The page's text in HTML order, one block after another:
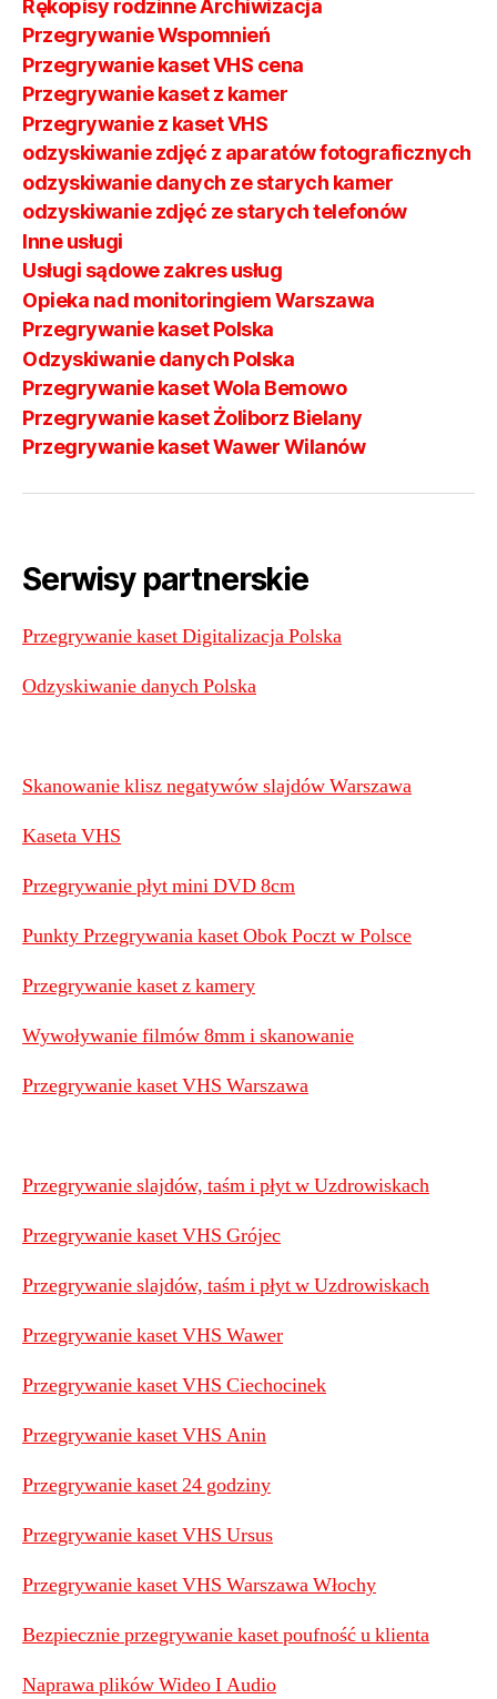
Rękopisy rodzinne Archiwizacja
Przegrywanie Wspomnień
Przegrywanie kaset VHS cena
Przegrywanie kaset z kamer
Przegrywanie z kaset VHS
odzyskiwanie zdjęć z aparatów fotograficznych
odzyskiwanie danych ze starych kamer
odzyskiwanie zdjęć ze starych telefonów
Inne usługi
Usługi sądowe zakres usług
Opieka nad monitoringiem Warszawa
Przegrywanie kaset Polska
Odzyskiwanie danych Polska
Przegrywanie kaset Wola Bemowo
Przegrywanie kaset Żoliborz Bielany
Przegrywanie kaset Wawer Wilanów
Serwisy partnerskie
Przegrywanie kaset Digitalizacja Polska
Odzyskiwanie danych Polska
Skanowanie klisz negatywów slajdów Warszawa
Kaseta VHS
Przegrywanie płyt mini DVD 8cm
Punkty Przegrywania kaset Obok Poczt w Polsce
Przegrywanie kaset z kamery
Wywoływanie filmów 8mm i skanowanie
Przegrywanie kaset VHS Warszawa
Przegrywanie slajdów, taśm i płyt w Uzdrowiskach
Przegrywanie kaset VHS Grójec
Przegrywanie slajdów, taśm i płyt w Uzdrowiskach
Przegrywanie kaset VHS Wawer
Przegrywanie kaset VHS Ciechocinek
Przegrywanie kaset VHS Anin
Przegrywanie kaset 24 godziny
Przegrywanie kaset VHS Ursus
Przegrywanie kaset VHS Warszawa Włochy
Bezpiecznie przegrywanie kaset poufność u klienta
Naprawa plików Wideo I Audio